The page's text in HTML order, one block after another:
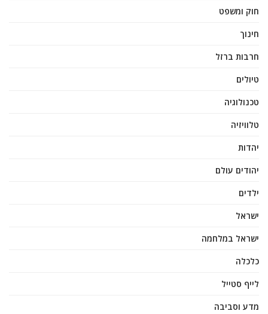
חוק ומשפט
חינוך
חרבות ברזל
טיולים
טכנולוגיה
טלוויזיה
יהדות
יהודים עולם
ילדים
ישראל
ישראל במלחמה
כלכלה
לייף סטייל
מדע וסביבה